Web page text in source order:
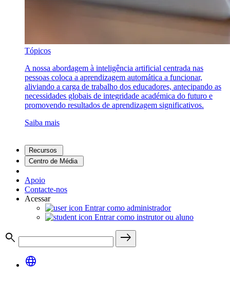
Tópicos
A nossa abordagem à inteligência artificial centrada nas
pessoas coloca a aprendizagem automática a funcionar,
aliviando a carga de trabalho dos educadores, antecipando as
necessidades globais de integridade académica do futuro e
promovendo resultados de aprendizagem significativos.
Saiba mais
Recursos
Centro de Média
Apoio
Contacte-nos
Acessar
Entrar como administrador
Entrar como instrutor ou aluno
search
east
language